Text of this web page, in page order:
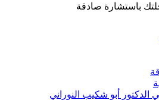
باستشارة صادقة
الدكتور أبو شكيب النوراني